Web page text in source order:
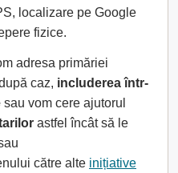
localizare pe Google
fizice.
adresa primăriei
caz, includerea într-
sau vom cere ajutorul
astfel încât să le
către alte inițiative